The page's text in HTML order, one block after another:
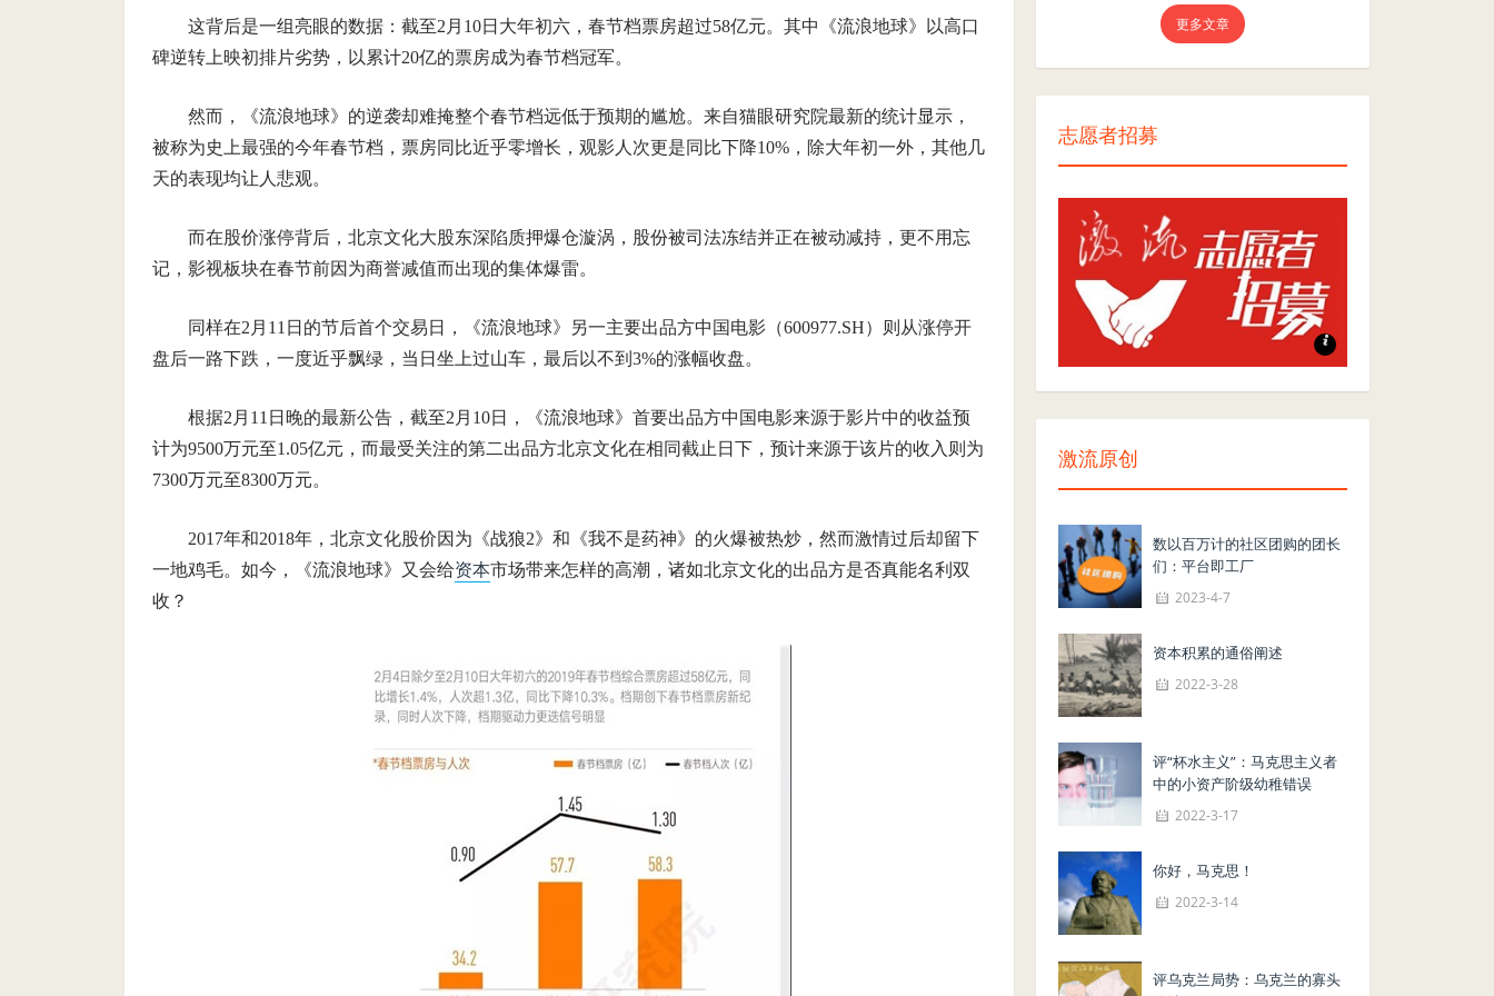
这背后是一组亮眼的数据：截至2月10日大年初六，春节档票房超过58亿元。其中《流浪地球》以高口
碑逆转上映初排片劣势，以累计20亿的票房成为春节档冠军。
然而，《流浪地球》的逆袭却难掩整个春节档远低于预期的尴尬。来自猫眼研究院最新的统计显示，
被称为史上最强的今年春节档，票房同比近乎零增长，观影人次更是同比下降10%，除大年初一外，其他几
天的表现均让人悲观。
而在股价涨停背后，北京文化大股东深陷质押爆仓漩涡，股份被司法冻结并正在被动减持，更不用忘
记，影视板块在春节前因为商誉减值而出现的集体爆雷。
同样在2月11日的节后首个交易日，《流浪地球》另一主要出品方中国电影（600977.SH）则从涨停开
盘后一路下跌，一度近乎飘绿，当日坐上过山车，最后以不到3%的涨幅收盘。
根据2月11日晚的最新公告，截至2月10日，《流浪地球》首要出品方中国电影来源于影片中的收益预
计为9500万元至1.05亿元，而最受关注的第二出品方北京文化在相同截止日下，预计来源于该片的收入则为
7300万元至8300万元。
2017年和2018年，北京文化股价因为《战狼2》和《我不是药神》的火爆被热炒，然而激情过后却留下
一地鸡毛。如今，《流浪地球》又会给资本市场带来怎样的高潮，诸如北京文化的出品方是否真能名利双
收？
更多文章
志愿者招募
志愿者招募
激流原创
数以百万计的社区团购的团长
们：平台即工厂
2023-4-7
资本积累的通俗阐述
2022-3-28
评“杯水主义”：马克思主义者
中的小资产阶级幼稚错误
2022-3-17
你好，马克思！
2022-3-14
评乌克兰局势：乌克兰的寡头